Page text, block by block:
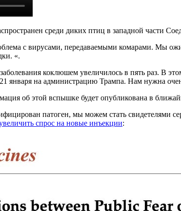
среди диких птиц в западной части
с вирусами, передаваемыми комарами. Мы
«.
заболевания коклюшем увеличилось в пять раз.
января на администрацию Трампа. Нам нужна
об этой вспышке будет опубликована в
патоген, мы можем стать свидетелями
спрос на новые инъекции: